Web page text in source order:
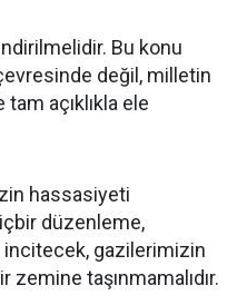
Bu konu
değil, milletin
açıklıkla ele
hassasiyeti
düzenleme,
incitecek, gazilerimizin
zemine taşınmamalıdır.